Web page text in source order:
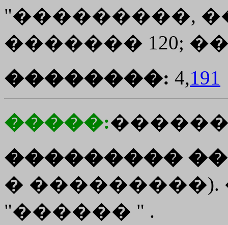
"���������,
������� 120;
��������: 4,191
�����:
���������
� ���������).
"������ " .